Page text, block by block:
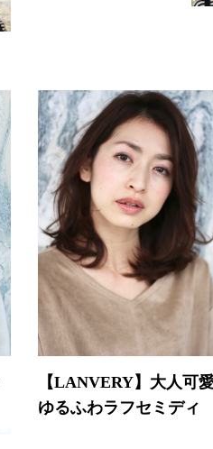
【LANVERY】大人可
ゆるふわラフセミディ